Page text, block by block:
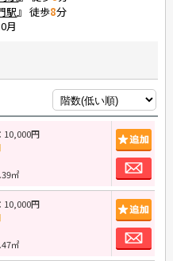
駅 』 徒歩8分
月
10,000円
㎡
追
お
10,000円
㎡
追
お